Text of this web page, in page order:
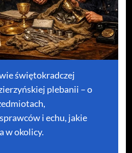
świętokradczej
plebanii – o
i echu, jakie
w okolicy.